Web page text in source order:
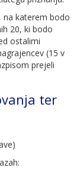
na katerem bodo
20, ki bodo
ostalimi
(15 v
prejeli
ter